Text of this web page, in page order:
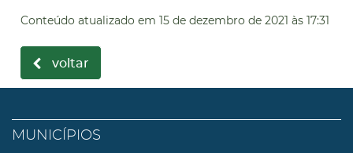
Conteúdo atualizado em 15 de dezembro de 2021 às 17:31
voltar
MUNICÍPIOS